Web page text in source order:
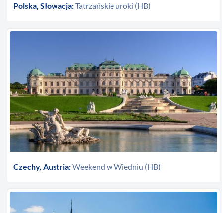
Polska, Słowacja:Tatrzańskie uroki (HB)
Czechy, Austria:Weekend w Wiedniu (HB)